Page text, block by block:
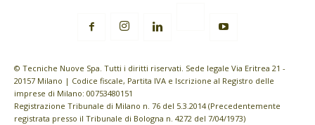
© Tecniche Nuove Spa. Tutti i diritti riservati. Sede legale Via Eritrea 21 -
20157 Milano | Codice fiscale, Partita IVA e Iscrizione al Registro delle
imprese di Milano: 00753480151
Registrazione Tribunale di Milano n. 76 del 5.3.2014 (Precedentemente
registrata presso il Tribunale di Bologna n. 4272 del 7/04/1973)